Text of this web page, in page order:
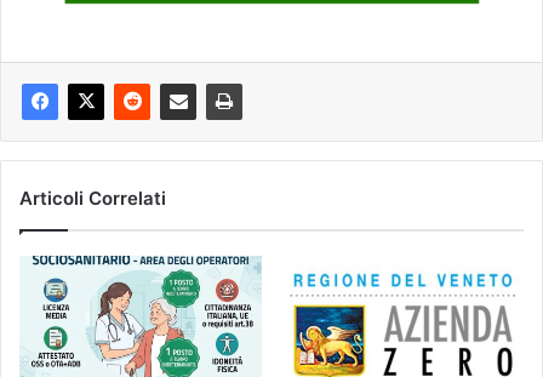
Articoli Correlati